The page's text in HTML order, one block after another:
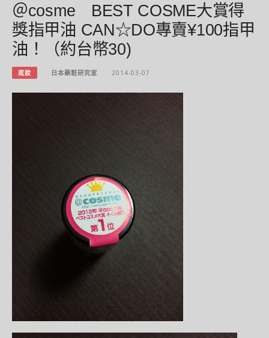
＠cosme BEST COSME大賞得
獎指甲油 CAN☆DO專賣¥100指甲
油！（約台幣30)
底妝 日本藥粧研究室 2014-03-07